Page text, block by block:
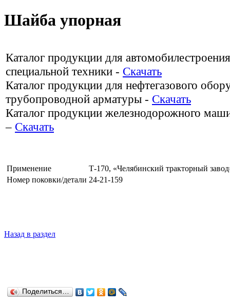
Шайба упорная
Каталог продукции для
специальной техники - Скачать
Каталог продукции для нефтегазового
трубопроводной арматуры - Скачать
Каталог продукции железнодорожного
– Скачать
Применение
Т-170, «Челябинский тракторный
Номер поковки/детали 24-21-159
Назад в раздел
Поделиться…